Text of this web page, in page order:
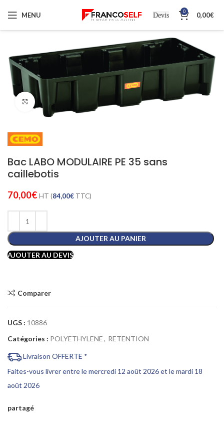
MENU Devis 0 0,00€
Cliquez pour agrandir
Bac LABO MODULAIRE PE 35 sans
caillebotis
70,00€ HT (84,00€ TTC)
AJOUTER AU PANIER
AJOUTER AU DEVIS
Comparer
UGS : 10886
Catégories : POLYETHYLENE, RETENTION
Livraison OFFERTE *
Faites-vous livrer entre le mercredi 12 août 2026 et le mardi 18
août 2026
partagé